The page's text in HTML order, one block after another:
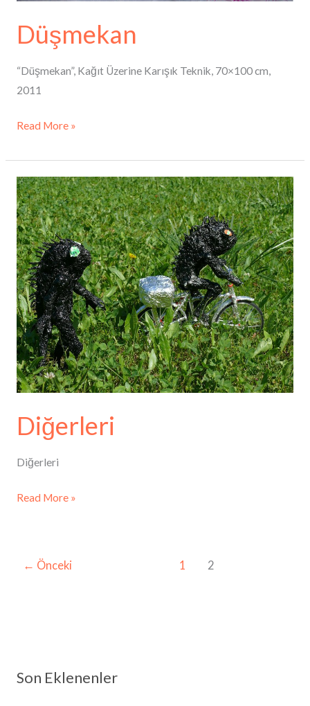
Düşmekan
“Düşmekan”, Kağıt Üzerine Karışık Teknik, 70×100 cm,
2011
Read More »
Diğerleri
Diğerleri
Diğerleri
Read More »
← Önceki 1 2
Son Eklenenler